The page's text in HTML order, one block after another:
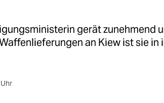
gerät zunehmend
an Kiew ist sie in